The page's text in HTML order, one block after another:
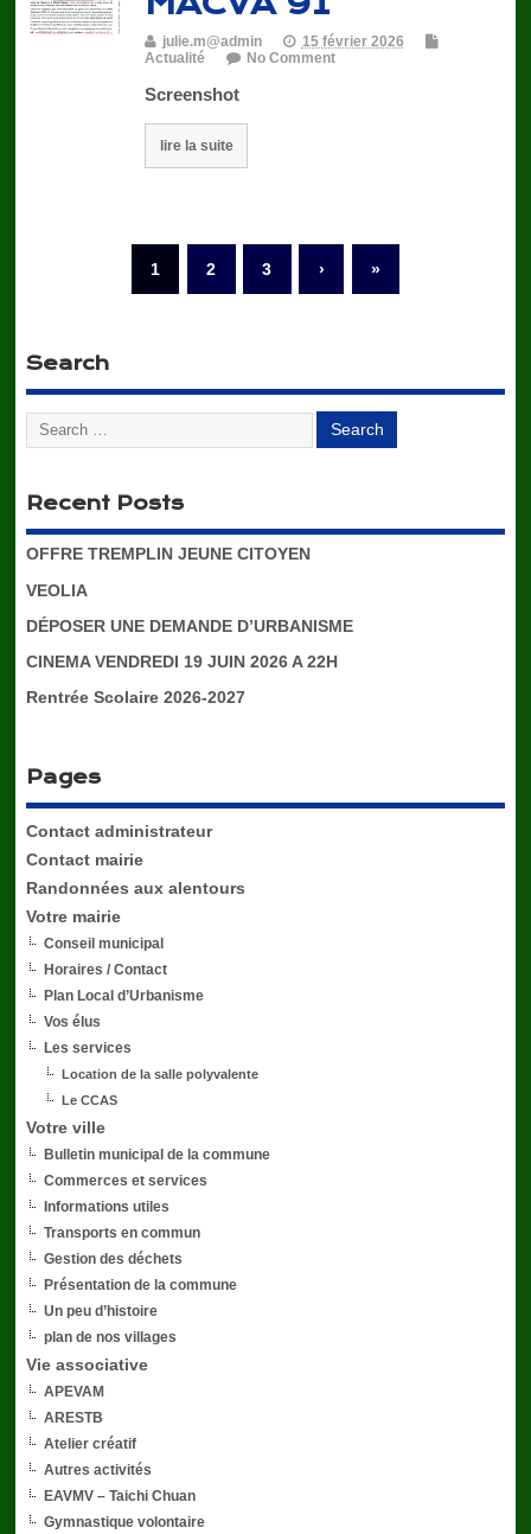
julie.m@admin
15 février 2026
Actualité
No Comment
Screenshot
lire la suite
1 2 3 › »
Search
Recent Posts
OFFRE TREMPLIN JEUNE CITOYEN
VEOLIA
DÉPOSER UNE DEMANDE D’URBANISME
CINEMA VENDREDI 19 JUIN 2026 A 22H
Rentrée Scolaire 2026-2027
Pages
Contact administrateur
Contact mairie
Randonnées aux alentours
Votre mairie
Conseil municipal
Horaires / Contact
Plan Local d’Urbanisme
Vos élus
Les services
Location de la salle polyvalente
Le CCAS
Votre ville
Bulletin municipal de la commune
Commerces et services
Informations utiles
Transports en commun
Gestion des déchets
Présentation de la commune
Un peu d’histoire
plan de nos villages
Vie associative
APEVAM
ARESTB
Atelier créatif
Autres activités
EAVMV – Taichi Chuan
Gymnastique volontaire